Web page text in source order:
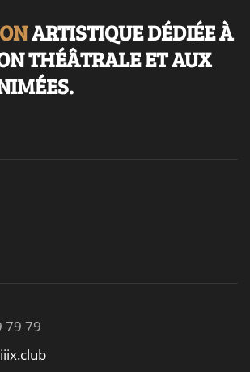
ARTISTIQUE DÉDIÉE À
THÉÂTRALE ET AUX
79 79